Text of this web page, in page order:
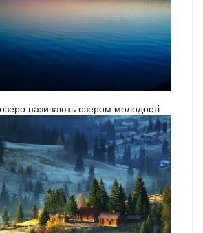
озеро називають озером молодості